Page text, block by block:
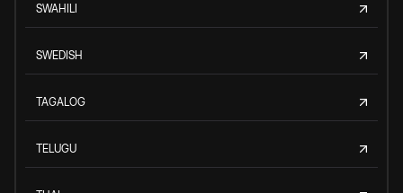
SWAHILI
SWEDISH
TAGALOG
TELUGU